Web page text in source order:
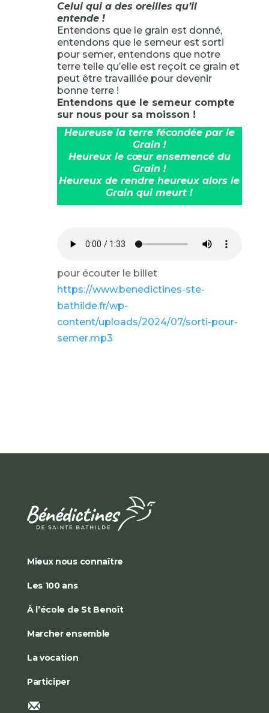
Celui qui a des oreilles qu’il
entende !
Entendons que le grain est donné,
entendons que le semeur est sorti
pour semer, entendons que notre
terre telle qu’elle est reçoit ce grain et
peut être travaillée pour devenir
bonne terre !
Entendons que le semeur compte
sur nous pour sa moisson !
Heureuse la terre fécondée par le
Grain !
Heureux le cœur ensemencé du
Grain !
Heureux de rendre heureux alors le
Grain qui meurt !
pour écouter le billet
https://www.benedictines-ste-
bathilde.fr/wp-
content/uploads/2024/07/sorti-pour-
semer.mp3
Mieux nous connaître
Les 100 ans
À l’école de St Benoît
Marcher ensemble
La vocation
Participer